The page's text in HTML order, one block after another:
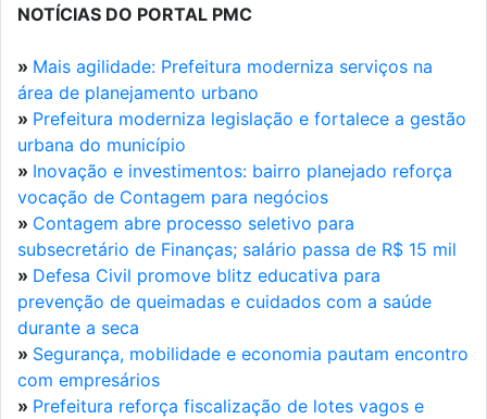
NOTÍCIAS DO PORTAL PMC
» Mais agilidade: Prefeitura moderniza serviços na
área de planejamento urbano
» Prefeitura moderniza legislação e fortalece a gestão
urbana do município
» Inovação e investimentos: bairro planejado reforça
vocação de Contagem para negócios
» Contagem abre processo seletivo para
subsecretário de Finanças; salário passa de R$ 15 mil
» Defesa Civil promove blitz educativa para
prevenção de queimadas e cuidados com a saúde
durante a seca
» Segurança, mobilidade e economia pautam encontro
com empresários
» Prefeitura reforça fiscalização de lotes vagos e